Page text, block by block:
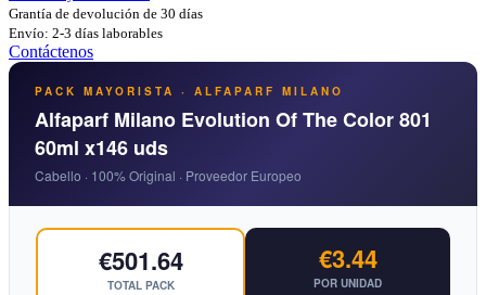
Grantía de devolución de 30 días
Envío: 2-3 días laborables
Contáctenos
PACK MAYORISTA · ALFAPARF MILANO
Alfaparf Milano Evolution Of The Color 801
60ml x146 uds
Cabello · 100% Original · Proveedor Europeo
€501.64
TOTAL PACK
€3.44
POR UNIDAD